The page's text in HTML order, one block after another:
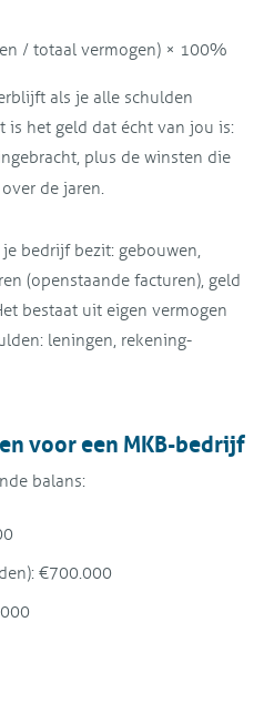
/ totaal vermogen) × 100%
als je alle schulden
is het geld dat écht van jou is:
plus de winsten die
de jaren.
bedrijf bezit: gebouwen,
(openstaande facturen), geld
bestaat uit eigen vermogen
leningen, rekening-
voor een MKB-bedrijf
balans:
€700.000